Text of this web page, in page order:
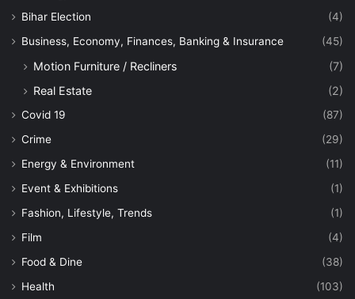
Bihar Election
(4)
Business, Economy, Finances, Banking & Insurance
(45)
Motion Furniture / Recliners
(7)
Real Estate
(2)
Covid 19
(87)
Crime
(29)
Energy & Environment
(11)
Event & Exhibitions
(1)
Fashion, Lifestyle, Trends
(1)
Film
(4)
Food & Dine
(38)
Health
(103)